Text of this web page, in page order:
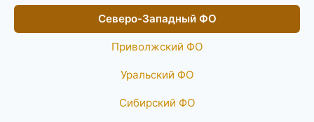
Северо-Западный ФО
Приволжский ФО
Уральский ФО
Сибирский ФО